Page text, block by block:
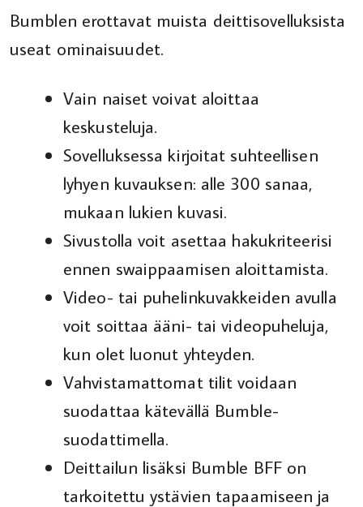
Bumblen erottavat muista deittisovelluksista
useat ominaisuudet.
Vain naiset voivat aloittaa
keskusteluja.
Sovelluksessa kirjoitat suhteellisen
lyhyen kuvauksen: alle 300 sanaa,
mukaan lukien kuvasi.
Sivustolla voit asettaa hakukriteerisi
ennen swaippaamisen aloittamista.
Video- tai puhelinkuvakkeiden avulla
voit soittaa ääni- tai videopuheluja,
kun olet luonut yhteyden.
Vahvistamattomat tilit voidaan
suodattaa kätevällä Bumble-
suodattimella.
Deittailun lisäksi Bumble BFF on
tarkoitettu ystävien tapaamiseen ja